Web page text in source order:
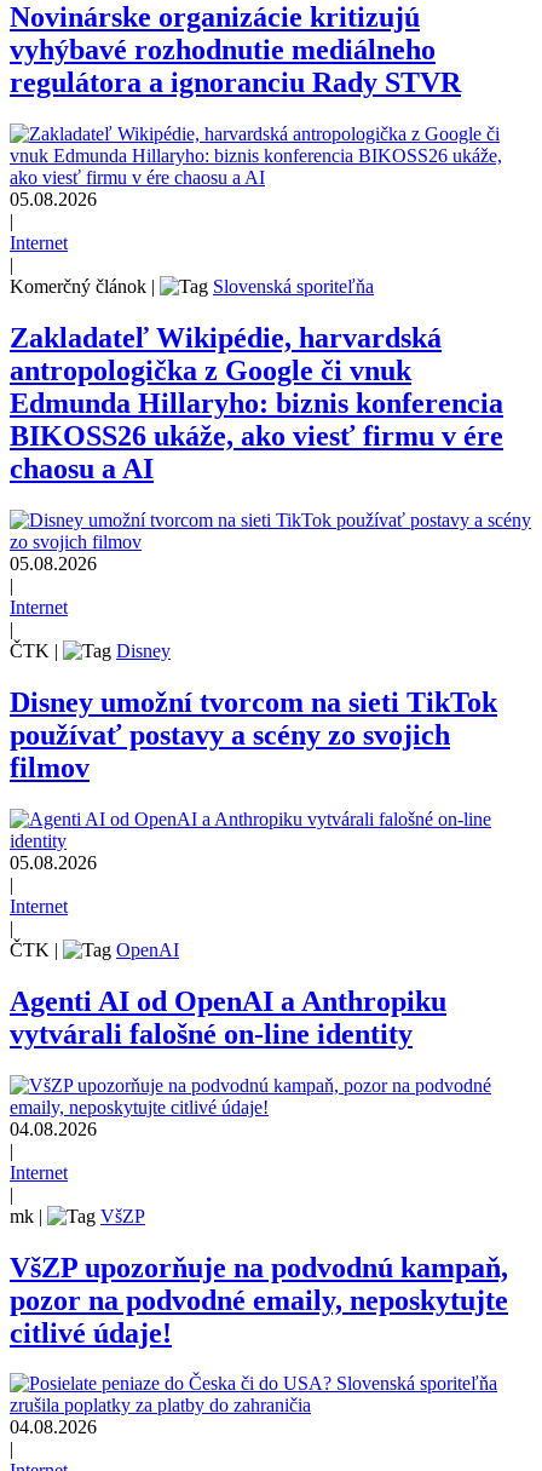
Novinárske organizácie kritizujú
vyhýbavé rozhodnutie mediálneho
regulátora a ignoranciu Rady STVR
05.08.2026
|
Internet
|
Komerčný článok | Slovenská sporiteľňa
Zakladateľ Wikipédie, harvardská
antropologička z Google či vnuk
Edmunda Hillaryho: biznis konferencia
BIKOSS26 ukáže, ako viesť firmu v ére
chaosu a AI
05.08.2026
|
Internet
|
ČTK | Disney
Disney umožní tvorcom na sieti TikTok
používať postavy a scény zo svojich
filmov
05.08.2026
|
Internet
|
ČTK | OpenAI
Agenti AI od OpenAI a Anthropiku
vytvárali falošné on-line identity
04.08.2026
|
Internet
|
mk | VšZP
VšZP upozorňuje na podvodnú kampaň,
pozor na podvodné emaily, neposkytujte
citlivé údaje!
04.08.2026